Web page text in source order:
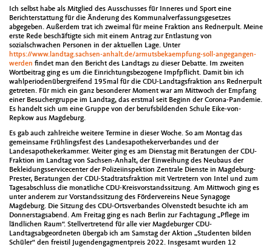
Ich selbst habe als Mitglied des Ausschusses für Inneres und Sport eine
Berichterstattung für die Änderung des Kommunalverfassungsgesetzes
abgegeben. Außerdem trat ich zweimal für meine Fraktion ans Rednerpult. Meine
erste Rede beschäftigte sich mit einem Antrag zur Entlastung von
sozialschwachen Personen in der aktuellen Lage. Unter
https://www.landtag.sachsen-anhalt.de/armutsbekaempfung-soll-angegangen-
werden findet man den Bericht des Landtags zu dieser Debatte. Im zweiten
Wortbeitrag ging es um die Einrichtungsbezogene Impfpflicht. Damit bin ich
wahlperiodenübergreifend 195mal für die CDU-Landtagsfraktion ans Rednerpult
getreten. Für mich ein ganz besonderer Moment war am Mittwoch der Empfang
einer Besuchergruppe im Landtag, das erstmal seit Beginn der Corona-Pandemie.
Es handelt sich um eine Gruppe von der berufsbildenden Schule Eike-von-
Repkow aus Magdeburg.
Es gab auch zahlreiche weitere Termine in dieser Woche. So am Montag das
gemeinsame Frühlingsfest des Landesapothekerverbandes und der
Landesapothekerkammer. Weiter ging es am Dienstag mit Beratungen der CDU-
Fraktion im Landtag von Sachsen-Anhalt, der Einweihung des Neubaus der
Bekleidungsservicecenter der Polizeiinspektion Zentrale Dienste in Magdeburg-
Prester, Beratungen der CDU-Stadtratsfraktion mit Vertretern von Intel und zum
Tagesabschluss die monatliche CDU-Kreisvorstandssitzung. Am Mittwoch ging es
unter anderem zur Vorstandssitzung des Fördervereins Neue Synagoge
Magdeburg. Die Sitzung des CDU-Ortsverbandes Olvenstedt besuchte ich am
Donnerstagsabend. Am Freitag ging es nach Berlin zur Fachtagung „Pflege im
ländlichen Raum“. Stellvertretend für alle vier Magdeburger CDU-
Landtagsabgeordneten übergab ich am Samstag der Aktion „Studenten bilden
Schüler“ den freistil Jugendengagmentpreis 2022. Insgesamt wurden 12